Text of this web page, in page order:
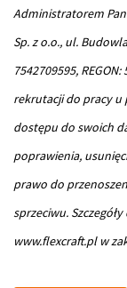
Administratorem
Sp. z o.o., ul.
7542709595,
rekrutacji do pracy u
dostępu do swoich
poprawienia,
prawo do
sprzeciwu.
www.flexcraft.pl w